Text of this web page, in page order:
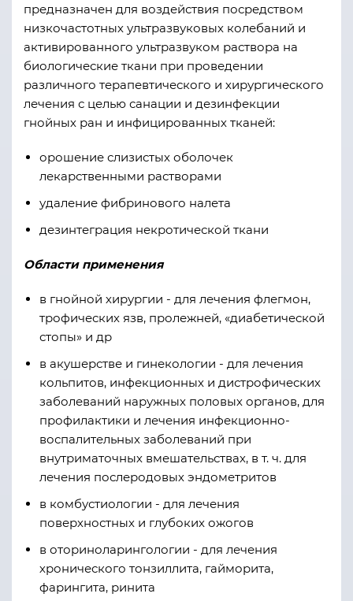
предназначен для воздействия посредством
низкочастотных ультразвуковых колебаний и
активированного ультразвуком раствора на
биологические ткани при проведении
различного терапевтического и хирургического
лечения с целью санации и дезинфекции
гнойных ран и инфицированных тканей:
орошение слизистых оболочек
лекарственными растворами
удаление фибринового налета
дезинтеграция некротической ткани
Области применения
в гнойной хирургии - для лечения флегмон,
трофических язв, пролежней, «диабетической
стопы» и др
в акушерстве и гинекологии - для лечения
кольпитов, инфекционных и дистрофических
заболеваний наружных половых органов, для
профилактики и лечения инфекционно-
воспалительных заболеваний при
внутриматочных вмешательствах, в т. ч. для
лечения послеродовых эндометритов
в комбустиологии - для лечения
поверхностных и глубоких ожогов
в оториноларингологии - для лечения
хронического тонзиллита, гайморита,
фарингита, ринита